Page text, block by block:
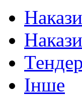
Інше